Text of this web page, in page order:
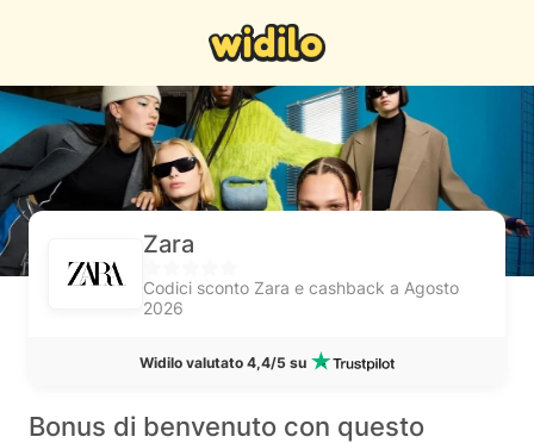
Zara
Codici sconto Zara e cashback a Agosto
2026
Widilo valutato 4,4/5 su
Bonus di benvenuto con questo